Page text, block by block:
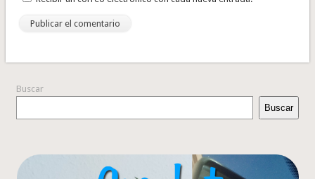
Buscar
Buscar